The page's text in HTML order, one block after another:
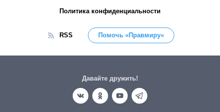
Политика конфиденциальности
RSS Помочь «Правмиру»
Давайте дружить!